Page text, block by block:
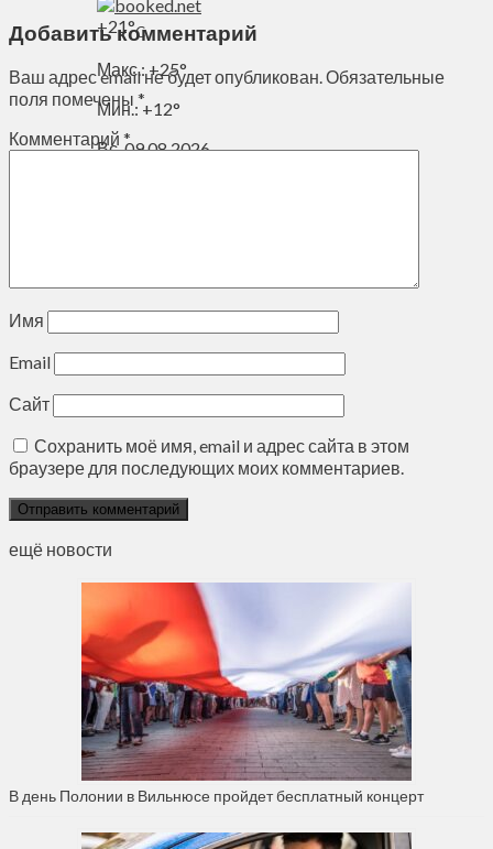
+21°C
Макс.:+25°
Мин.: +12°
Вс, 09.08.2026
Добавить комментарий
Ваш адрес email не будет опубликован.Обязательные
поля помечены *
Комментарий *
Имя
Email
Сайт
Сохранить моё имя, email и адрес сайта в этом
браузере для последующих моих комментариев.
ещё новости
В день Полонии в Вильнюсе пройдет бесплатный концерт